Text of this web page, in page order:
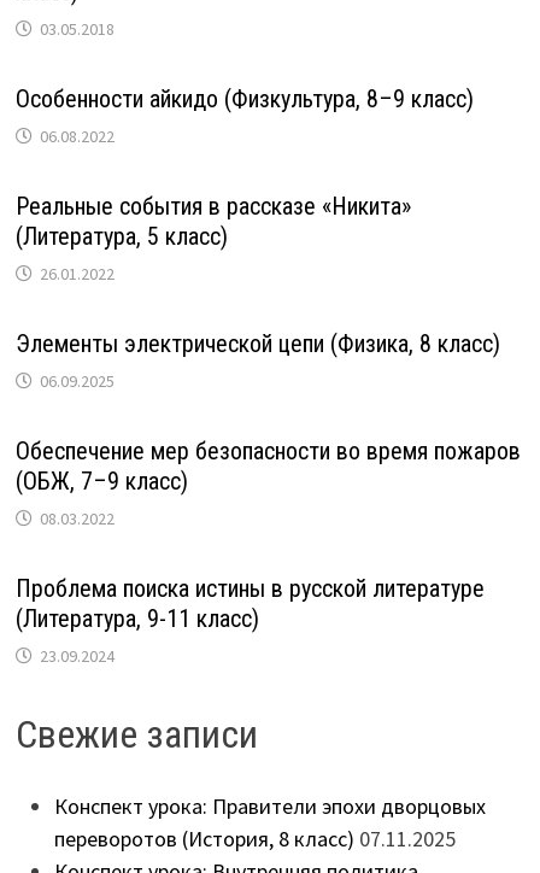
03.05.2018
Особенности айкидо (Физкультура, 8–9 класс)
06.08.2022
Реальные события в рассказе «Никита»
(Литература, 5 класс)
26.01.2022
Элементы электрической цепи (Физика, 8 класс)
06.09.2025
Обеспечение мер безопасности во время пожаров
(ОБЖ, 7–9 класс)
08.03.2022
Проблема поиска истины в русской литературе
(Литература, 9-11 класс)
23.09.2024
Свежие записи
Конспект урока: Правители эпохи дворцовых
переворотов (История, 8 класс) 07.11.2025